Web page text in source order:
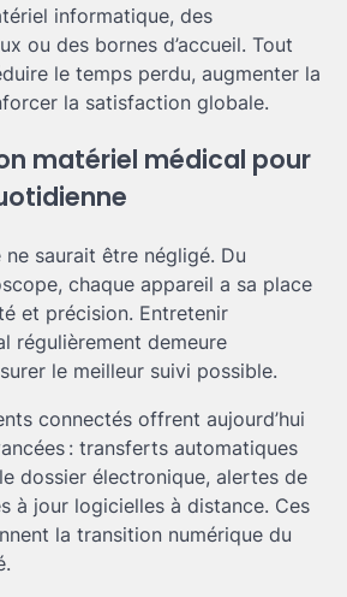
informatique, des
ou des bornes d’accueil. Tout
le temps perdu, augmenter la
la satisfaction globale.
matériel médical pour
saurait être négligé. Du
chaque appareil a sa place
et précision. Entretenir
régulièrement demeure
le meilleur suivi possible.
connectés offrent aujourd’hui
: transferts automatiques
dossier électronique, alertes de
à jour logicielles à distance. Ces
la transition numérique du